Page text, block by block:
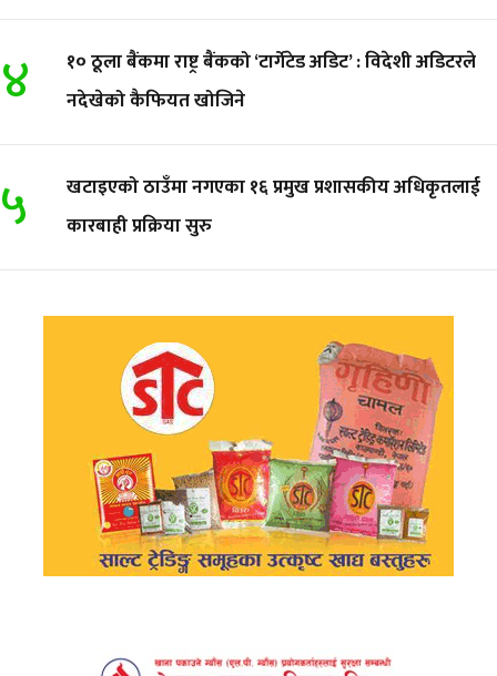
४
१० ठूला बैंकमा राष्ट्र बैंकको ‘टार्गेटेड अडिट’ : विदेशी अडिटरले
नदेखेको कैफियत खोजिने
५
खटाइएको ठाउँमा नगएका १६ प्रमुख प्रशासकीय अधिकृतलाई
कारबाही प्रक्रिया सुरु